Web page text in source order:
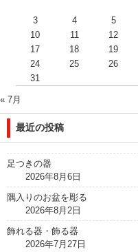
3
4 5
10
11 12
17
18 19
24
25 26
31
« 7月
最近の投稿
足つきの器
2026年8月6日
隅入りのお盆を彫る
2026年8月2日
飾れる器・飾る器
2026年7月27日